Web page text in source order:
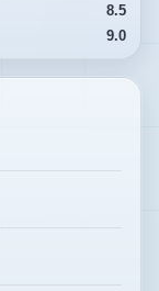
8.5
9.0